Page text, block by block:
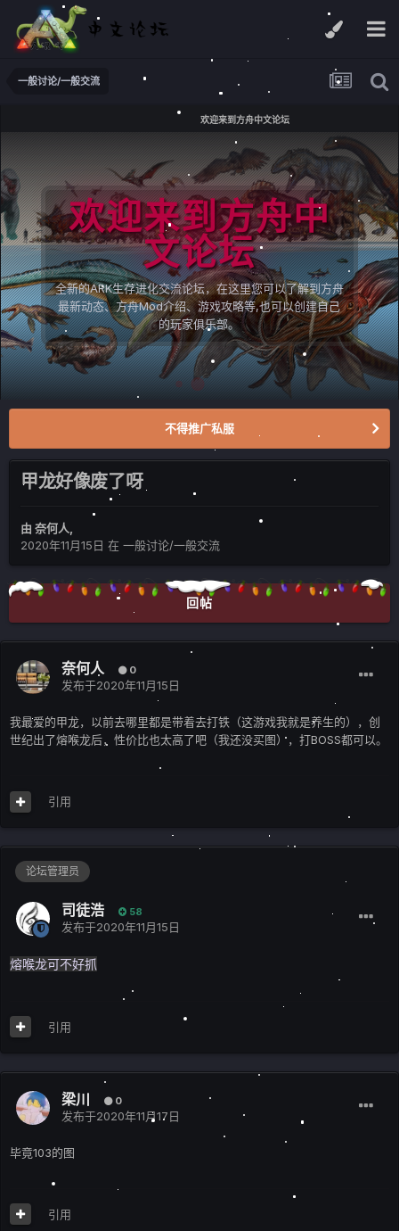
一般讨论/一般交流
欢迎来到方舟中文论坛
欢迎来到方舟中
文论坛
全新的ARK生存进化交流论坛，在这里您可以了解到方舟
最新动态、方舟Mod介绍、游戏攻略等,也可以创建自己
的玩家俱乐部。
不得推广私服
甲龙好像废了呀
由 奈何人,
2020年11月15日 在 一般讨论/一般交流
回帖
奈何人 0
发布于2020年11月15日
我最爱的甲龙，以前去哪里都是带着去打铁（这游戏我就是养生的），创
世纪出了熔喉龙后，性价比也太高了吧（我还没买图），打BOSS都可以。
引用
论坛管理员
司徒浩 58
发布于2020年11月15日
熔喉龙可不好抓
引用
梁川 0
发布于2020年11月17日
毕竟103的图
引用